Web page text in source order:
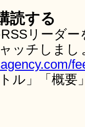
読する
リーダ
ッチしま
ル」「概要